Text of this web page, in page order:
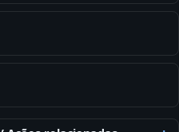
ou solicitações de